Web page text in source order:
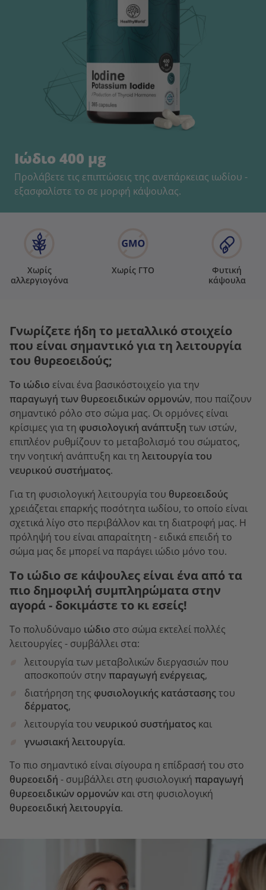
Ιώδιο 400 µg
Προλάβετε τις επιπτώσεις της ανεπάρκειας ιωδίου -
εξασφαλίστε το σε μορφή κάψουλας.
Χωρίς
αλλεργιογόνα
Χωρίς ΓΤΟ
Φυτική
κάψουλα
Γνωρίζετε ήδη το μεταλλικό στοιχείο
που είναι σημαντικό για τη λειτουργία
του θυρεοειδούς;
Το ιώδιο είναι ένα βασικόστοιχείο για την
παραγωγή των θυρεοειδικών ορμονών, που παίζουν
σημαντικό ρόλο στο σώμα μας. Οι ορμόνες είναι
κρίσιμες για τη φυσιολογική ανάπτυξη των ιστών,
επιπλέον ρυθμίζουν το μεταβολισμό του σώματος,
την νοητική ανάπτυξη και τη λειτουργία του
νευρικού συστήματος.
Για τη φυσιολογική λειτουργία του θυρεοειδούς
χρειάζεται επαρκής ποσότητα ιωδίου, το οποίο είναι
σχετικά λίγο στο περιβάλλον και τη διατροφή μας. Η
πρόληψή του είναι απαραίτητη - ειδικά επειδή το
σώμα μας δε μπορεί να παράγει ιώδιο μόνο του.
Το ιώδιο σε κάψουλες είναι ένα από τα
πιο δημοφιλή συμπληρώματα στην
αγορά - δοκιμάστε το κι εσείς!
Το πολυδύναμο ιώδιο στο σώμα εκτελεί πολλές
λειτουργίες - συμβάλλει στα:
λειτουργία των μεταβολικών διεργασιών που
αποσκοπούν στην παραγωγή ενέργειας,
διατήρηση της φυσιολογικής κατάστασης του
δέρματος,
λειτουργία του νευρικού συστήματος και
γνωσιακή λειτουργία.
Το πιο σημαντικό είναι σίγουρα η επίδρασή του στο
θυρεοειδή - συμβάλλει στη φυσιολογική παραγωγή
θυρεοειδικών ορμονών και στη φυσιολογική
θυρεοειδική λειτουργία.